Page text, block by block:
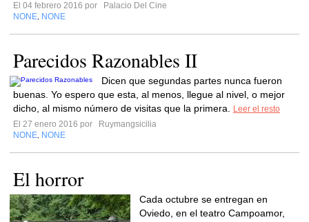
El 04 febrero 2016 por
Palacio Del Cine
NONE NONE
Parecidos Razonables II
Dicen que segundas partes nunca fueron
buenas. Yo espero que esta, al menos, llegue al nivel, o mejor
dicho, al mismo número de visitas que la primera.
Leer el resto
El 27 enero 2016 por
Ruymangsicilia
NONE NONE
El horror
Cada octubre se entregan en
Oviedo, en el teatro Campoamor,